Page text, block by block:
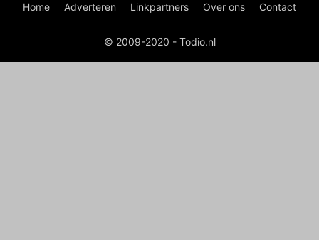
Home Adverteren Linkpartners Over ons Contact
© 2009-2020 - Todio.nl